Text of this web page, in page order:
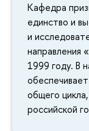
Кафедра
единство и
и
направления
1999 году. В
общего
российской